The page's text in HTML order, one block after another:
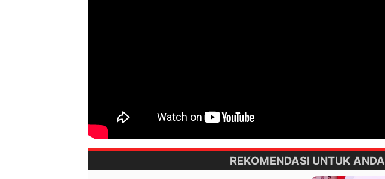
REKOMENDASI UNTUK ANDA